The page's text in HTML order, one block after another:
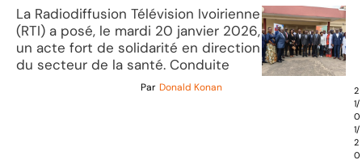
La Radiodiffusion Télévision Ivoirienne
(RTI) a posé, le mardi 20 janvier 2026,
un acte fort de solidarité en direction
du secteur de la santé. Conduite
Par Donald Konan
2
1/
0
1/
2
0